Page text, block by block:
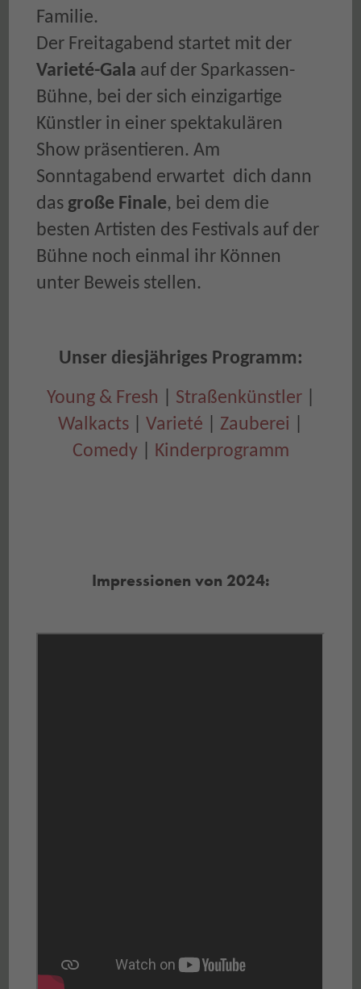
Familie.
Der Freitagabend startet mit der
Varieté-Gala auf der Sparkassen-
Bühne, bei der sich einzigartige
Künstler in einer spektakulären
Show präsentieren. Am
Sonntagabend erwartet dich dann
dasgroße Finale, bei dem die
besten Artisten des Festivals auf der
Bühne noch einmal ihr Können
unter Beweis stellen.
Unser diesjähriges Programm:
Young & Fresh Straßenkünstler|
Walkacts
Varieté Zauberei
Comedy| Kinderprogramm
Impressionen von 2024: